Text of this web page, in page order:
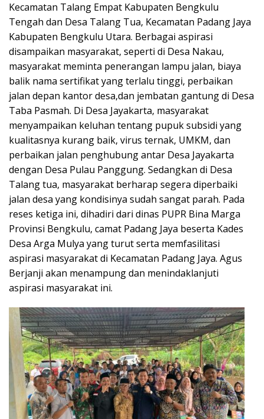
Kecamatan Talang Empat Kabupaten Bengkulu
Tengah dan Desa Talang Tua, Kecamatan Padang Jaya
Kabupaten Bengkulu Utara. Berbagai aspirasi
disampaikan masyarakat, seperti di Desa Nakau,
masyarakat meminta penerangan lampu jalan, biaya
balik nama sertifikat yang terlalu tinggi, perbaikan
jalan depan kantor desa,dan jembatan gantung di Desa
Taba Pasmah. Di Desa Jayakarta, masyarakat
menyampaikan keluhan tentang pupuk subsidi yang
kualitasnya kurang baik, virus ternak, UMKM, dan
perbaikan jalan penghubung antar Desa Jayakarta
dengan Desa Pulau Panggung. Sedangkan di Desa
Talang tua, masyarakat berharap segera diperbaiki
jalan desa yang kondisinya sudah sangat parah. Pada
reses ketiga ini, dihadiri dari dinas PUPR Bina Marga
Provinsi Bengkulu, camat Padang Jaya beserta Kades
Desa Arga Mulya yang turut serta memfasilitasi
aspirasi masyarakat di Kecamatan Padang Jaya. Agus
Berjanji akan menampung dan menindaklanjuti
aspirasi masyarakat ini.